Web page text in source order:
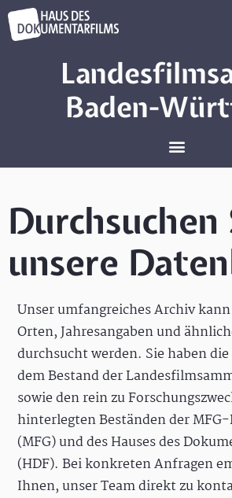
Baden-
Durchsuchen
unsere
Unser umfangreiches Archiv
Orten, Jahresangaben und
durchsucht werden. Sie haben
dem Bestand der
sowie den rein zu
hinterlegten Beständen der
(MFG) und des Hauses des
(HDF). Bei konkreten Anfragen
Ihnen, unser Team direkt zu